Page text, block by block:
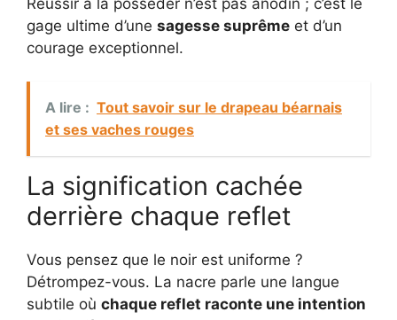
gage ultime d’une sagesse suprême et d’un
courage exceptionnel.
A lire : Tout savoir sur le drapeau béarnais
et ses vaches rouges
La signification cachée
derrière chaque reflet
Vous pensez que le noir est uniforme ?
Détrompez-vous. La nacre parle une langue
subtile où chaque reflet raconte une intention